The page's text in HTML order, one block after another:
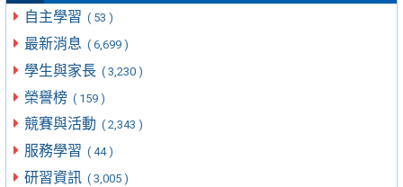
自主學習 ( 53 )
最新消息 ( 6,699 )
學生與家長 ( 3,230 )
榮譽榜 ( 159 )
競賽與活動 ( 2,343 )
服務學習 ( 44 )
研習資訊 ( 3,005 )